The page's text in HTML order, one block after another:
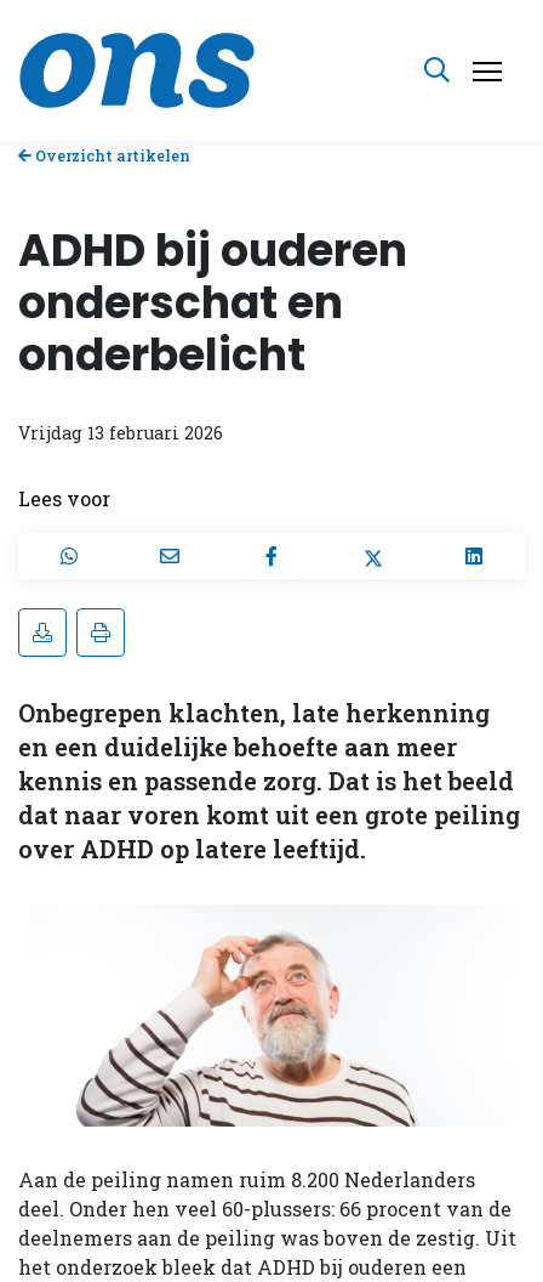
Overzicht artikelen
ADHD bij ouderen
onderschat en
onderbelicht
Vrijdag 13 februari 2026
Lees voor
Onbegrepen klachten, late herkenning
en een duidelijke behoefte aan meer
kennis en passende zorg. Dat is het beeld
dat naar voren komt uit een grote peiling
over ADHD op latere leeftijd.
Aan de peiling namen ruim 8.200 Nederlanders
deel. Onder hen veel 60-plussers: 66 procent van de
deelnemers aan de peiling was boven de zestig. Uit
het onderzoek bleek dat ADHD bij ouderen een